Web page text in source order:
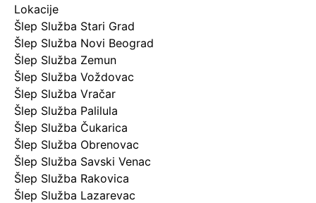
Lokacije
Šlep Služba Stari Grad
Šlep Služba Novi Beograd
Šlep Služba Zemun
Šlep Služba Voždovac
Šlep Služba Vračar
Šlep Služba Palilula
Šlep Služba Čukarica
Šlep Služba Obrenovac
Šlep Služba Savski Venac
Šlep Služba Rakovica
Šlep Služba Lazarevac